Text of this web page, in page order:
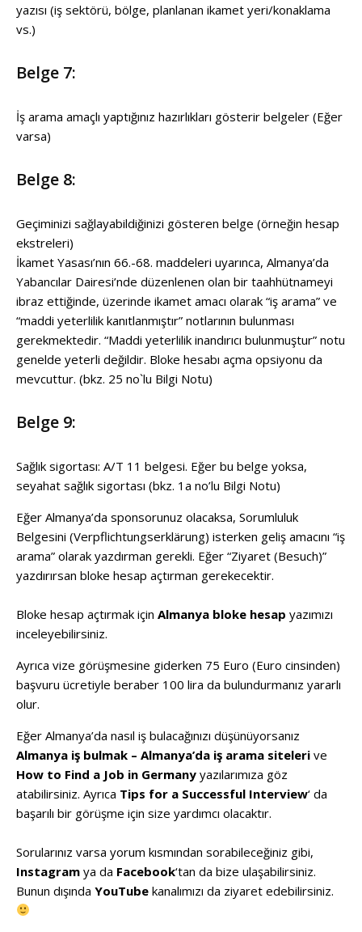
yazısı (iş sektörü, bölge, planlanan ikamet yeri/konaklama
vs.)
Belge 7:
İş arama amaçlı yaptığınız hazırlıkları gösterir belgeler (Eğer
varsa)
Belge 8:
Geçiminizi sağlayabildiğinizi gösteren belge (örneğin hesap
ekstreleri)
İkamet Yasası’nın 66.-68. maddeleri uyarınca, Almanya’da
Yabancılar Dairesi’nde düzenlenen olan bir taahhütnameyi
ibraz ettiğinde, üzerinde ikamet amacı olarak “iş arama” ve
“maddi yeterlilik kanıtlanmıştır” notlarının bulunması
gerekmektedir. “Maddi yeterlilik inandırıcı bulunmuştur” notu
genelde yeterli değildir. Bloke hesabı açma opsiyonu da
mevcuttur. (bkz. 25 no`lu Bilgi Notu)
Belge 9:
Sağlık sigortası: A/T 11 belgesi. Eğer bu belge yoksa,
seyahat sağlık sigortası (bkz. 1a no’lu Bilgi Notu)
Eğer Almanya’da sponsorunuz olacaksa, Sorumluluk
Belgesini (Verpflichtungserklärung) isterken geliş amacını “iş
arama” olarak yazdırman gerekli. Eğer “Ziyaret (Besuch)”
yazdırırsan bloke hesap açtırman gerekecektir.
Bloke hesap açtırmak için Almanya bloke hesap yazımızı
inceleyebilirsiniz.
Ayrıca vize görüşmesine giderken 75 Euro (Euro cinsinden)
başvuru ücretiyle beraber 100 lira da bulundurmanız yararlı
olur.
Eğer Almanya’da nasıl iş bulacağınızı düşünüyorsanız
Almanya iş bulmak – Almanya’da iş arama siteleri ve
How to Find a Job in Germany yazılarımıza göz
atabilirsiniz. Ayrıca Tips for a Successful Interview‘ da
başarılı bir görüşme için size yardımcı olacaktır.
Sorularınız varsa yorum kısmından sorabileceğiniz gibi,
Instagram ya da Facebook‘tan da bize ulaşabilirsiniz.
Bunun dışında YouTube kanalımızı da ziyaret edebilirsiniz.